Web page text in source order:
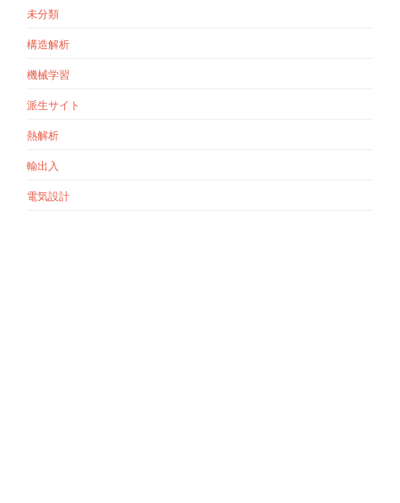
未分類
構造解析
機械学習
派生サイト
熱解析
輸出入
電気設計